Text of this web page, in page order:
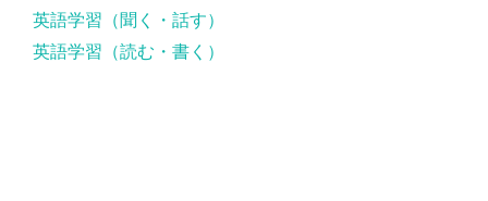
英語学習（聞く・話す）
英語学習（読む・書く）